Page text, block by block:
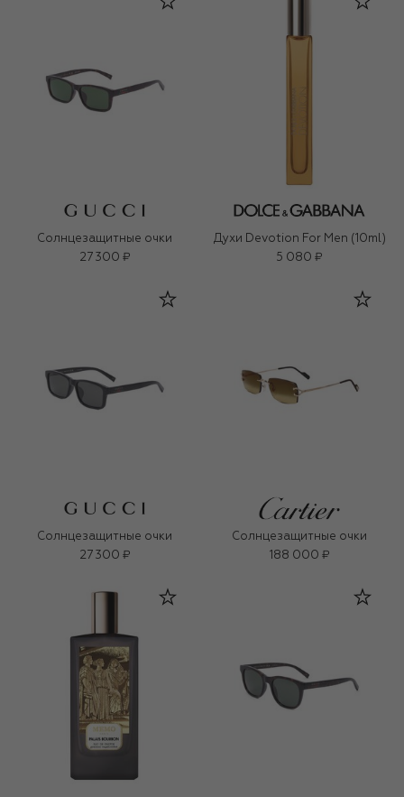
Солнцезащитные очки
27 300 ₽
Духи Devotion For Men (10ml)
5 080 ₽
Солнцезащитные очки
27 300 ₽
Солнцезащитные очки
188 000 ₽